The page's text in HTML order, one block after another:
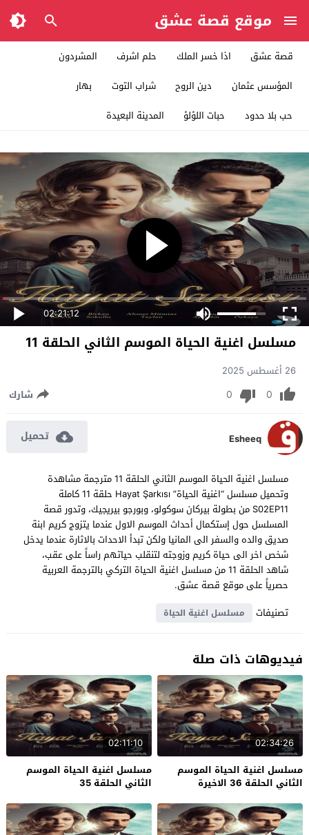
موقع قصة عشق
قصة عشق اذا خسر الملك حلم اشرف
المشردون
المؤسس عثمان
دين الروح شراب التوت
بهار
حب بلا حدود
حبات اللؤلؤ المدينة البعيدة
02:21:12
مسلسل اغنية الحياة الموسم الثاني الحلقة 11
26 أغسطس 2025
0
0 شارك
Esheeq تحميل
مسلسل اغنية الحياة الموسم الثاني الحلقة 11 مترجمة مشاهدة
وتحميل مسلسل “اغنية الحياة” Hayat Şarkısı حلقة 11 كاملة
S02EP11 من بطولة بيركان سوكولو، وبورجو بيريجيك، وتدور قصة
المسلسل حول إستكمال أحداث الموسم الاول عندما يتزوج كريم ابنة
صديق والده والسفر الى المانيا ولكن تبدأ الاحدات بالاثارة عندما يدخل
شخص اخر الى حياة كريم وزوجته لتنقلب حياتهم راساً على عقب،
شاهد الحلقة 11 من مسلسل اغنية الحياة التركي بالترجمة العربية
حصرياً على موقع قصة عشق.
تصنيفات
مسلسل اغنية الحياة
فيديوهات ذات صلة
02:34:26
مسلسل اغنية الحياة الموسم
الثاني الحلقة 36 الاخيرة
02:11:10
مسلسل اغنية الحياة الموسم
الثاني الحلقة 35